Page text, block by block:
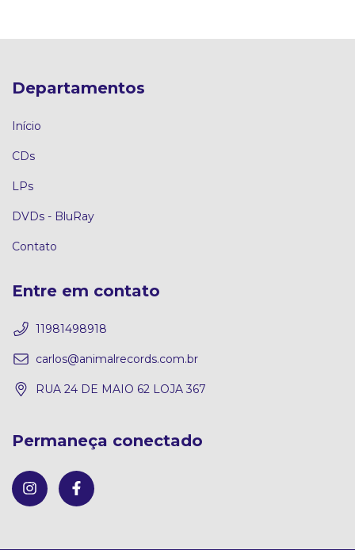
Departamentos
Início
CDs
LPs
DVDs - BluRay
Contato
Entre em contato
11981498918
carlos@animalrecords.com.br
RUA 24 DE MAIO 62 LOJA 367
Permaneça conectado